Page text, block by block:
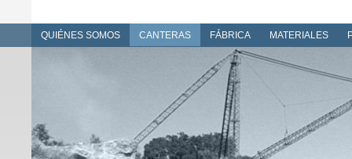
QUIÉNES SOMOS CANTERAS FÁBRICA MATERIALES